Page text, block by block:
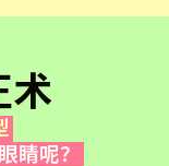
术
睛呢？